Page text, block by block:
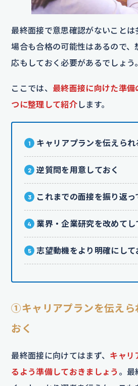
最終面接で意思確認がないことは
場合も合格の可能性はあるので、
応もしておく必要があるでしょう。
ここでは、 最終面接に向けた準
つに整理して紹介します。
キャリアプランを伝えられ
逆質問を用意しておく
これまでの面接を振り返っ
業界・企業研究を改めてし
志望動機をより明確にして
①キャリアプランを伝えら
おく
最終面接に向けてはまず、 キャリ
るよう準備しておきましょう 。最